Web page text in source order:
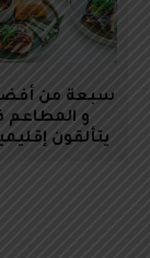
سبعة من
و المطاعم
يتألقون